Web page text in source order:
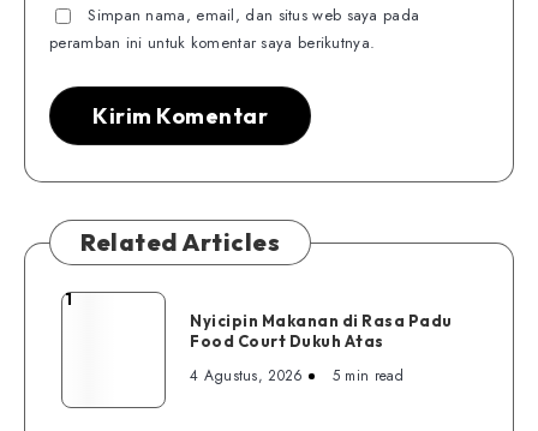
Simpan nama, email, dan situs web saya pada
peramban ini untuk komentar saya berikutnya.
Related Articles
Nyicipin
1
Nyicipin Makanan di Rasa Padu
Food Court Dukuh Atas
4 Agustus, 2026 5 min read